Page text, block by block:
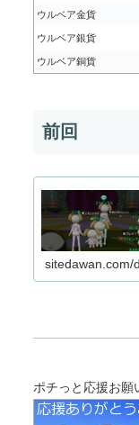
ウルベア金貨
ウルベア銀貨
ウルベア銅貨
前回
sitedawan.com/
ポチっと応援お願